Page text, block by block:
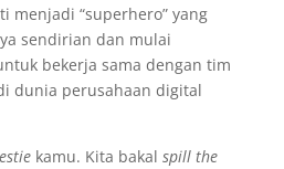
menjadi “superhero” yang
sendirian dan mulai
bekerja sama dengan tim
dunia perusahaan digital
kamu. Kita bakal spill the